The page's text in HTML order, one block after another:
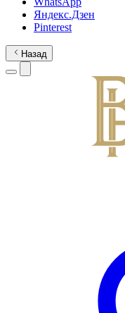
Яндекс.Дзен
Pinterest
Назад